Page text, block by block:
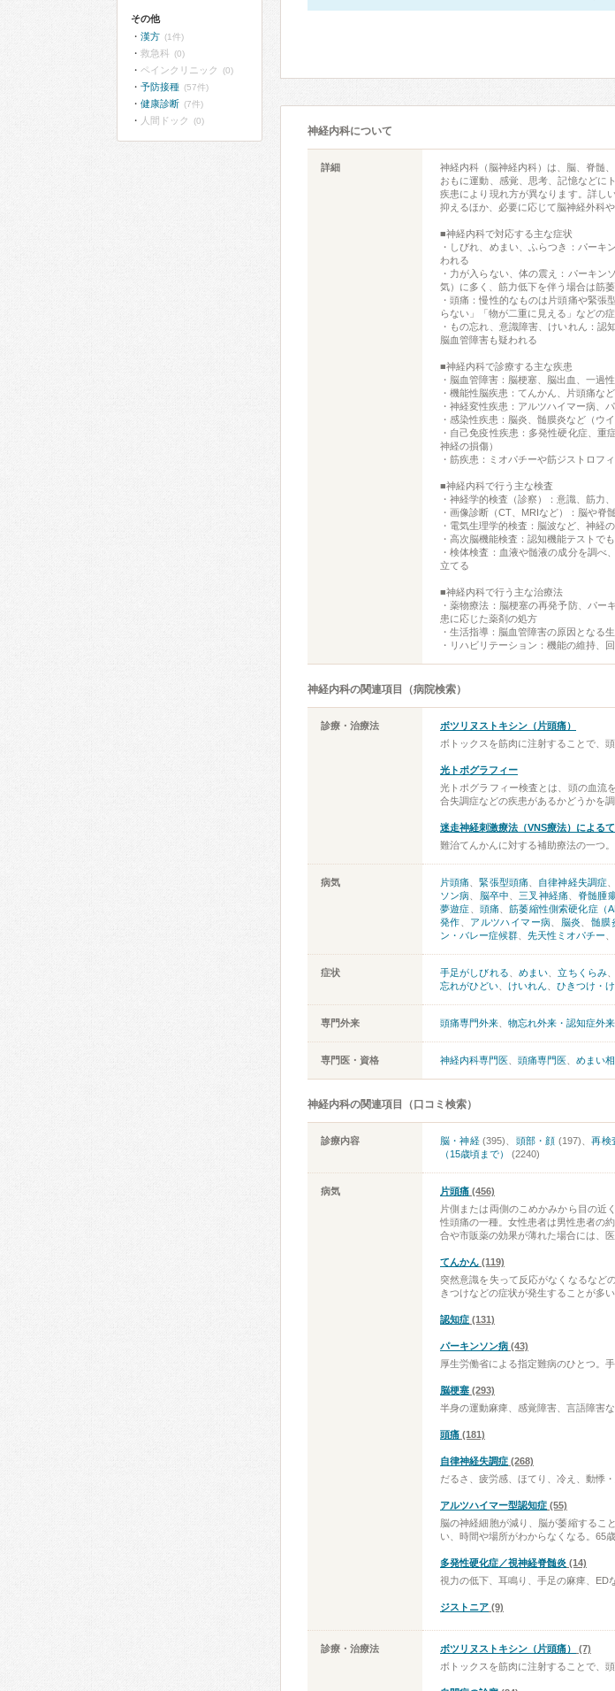
神経内科について
詳細
神経内科（脳神経内科）は、脳、脊髄
おもに運動、感覚、思考、記憶などに
疾患により現れ方が異なります。詳し
抑えるほか、必要に応じて脳神経外科
■神経内科で対応する主な症状
・しびれ、めまい、ふらつき：パーキ
われる
・力が入らない、体の震え：パーキン
気）に多く、筋力低下を伴う場合は筋
・頭痛：慢性的なものは片頭痛や緊張
らない」「物が二重に見える」などの
・もの忘れ、意識障害、けいれん：
脳血管障害も疑われる
■神経内科で診療する主な疾患
・脳血管障害：脳梗塞、脳出血、一過
・機能性脳疾患：てんかん、片頭痛な
・神経変性疾患：アルツハイマー病、
・感染性疾患：脳炎、髄膜炎など（ウ
・自己免疫性疾患：多発性硬化症、重
神経の損傷）
・筋疾患：ミオパチーや筋ジストロフ
■神経内科で行う主な検査
・神経学的検査（診察）：意識、筋力
・画像診断（CT、MRIなど）：脳や脊
・電気生理学的検査：脳波など、神経
・高次脳機能検査：認知機能テストで
・検体検査：血液や髄液の成分を調
立てる
■神経内科で行う主な治療法
・薬物療法：脳梗塞の再発予防、パー
患に応じた薬剤の処方
・生活指導：脳血管障害の原因となる
・リハビリテーション：機能の維持、
神経内科の関連項目（病院検索）
診療・治療法
ボツリヌストキシン（片頭痛）
ボトックスを筋肉に注射することで、
光トポグラフィー
光トポグラフィー検査とは、頭の血流
合失調症などの疾患があるかどうかを調
迷走神経刺激療法（VNS療法）による
難治てんかんに対する補助療法の一つ
病気 片頭痛 、緊張型頭痛 自律神経失調症
ソン病
脳卒中 三叉神経痛、脊髄腫
夢遊症
頭痛 、筋萎縮性側索硬化症（
発作
アルツハイマー病 脳炎 髄膜
ン・バレー症候群
先天性ミオパチー
症状 手足がしびれる めまい 、立ちくらみ
忘れがひどい
けいれん ひきつけ・
専門外来 頭痛専門外来 物忘れ外来・認知症外来
専門医・資格 神経内科専門医 頭痛専門医 めまい
神経内科の関連項目（口コミ検索）
診療内容 脳・神経(395)、 頭部・顔 (197)、再検
（15歳頃まで）
(2240)
病気 片頭痛 (456)
片側または両側のこめかみから目の近
性頭痛の一種。女性患者は男性患者の
合や市販薬の効果が薄れた場合には、
てんかん (119)
突然意識を失って反応がなくなるなど
きつけなどの症状が発生することが多い
認知症 (131)
パーキンソン病 (43)
厚生労働省による指定難病のひとつ。
脳梗塞 (293)
半身の運動麻痺、感覚障害、言語障害
頭痛 (181)
自律神経失調症 (268)
だるさ、疲労感、ほてり、冷え、動悸
アルツハイマー型認知症 (55)
脳の神経細胞が減り、脳が萎縮するこ
い、時間や場所がわからなくなる。65
多発性硬化症／視神経脊髄炎 (14)
視力の低下、耳鳴り、手足の麻痺、ED
ジストニア (9)
診療・治療法 ボツリヌストキシン（片頭痛）
(7)
ボトックスを筋肉に注射することで、
その他
漢方 (1件)
救急科 (0)
ペインクリニック (0)
予防接種 (57件)
健康診断 (7件)
人間ドック (0)